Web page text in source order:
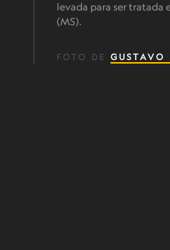
levada para ser tratada
(MS).
FOTO DE GUSTAVO